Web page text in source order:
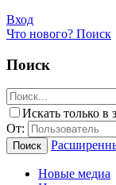
Вход
Что нового? Поиск
Поиск
Искать только в
От:
Поиск
Новые медиа